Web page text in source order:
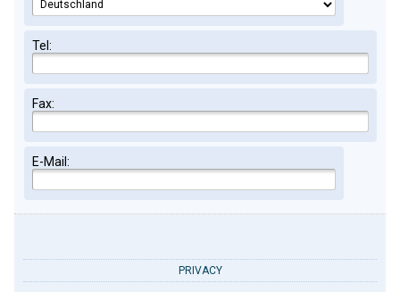
Tel:
Fax:
E-Mail:
PRIVACY